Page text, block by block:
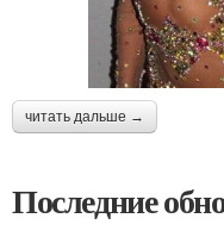
читать дальше →
Последние